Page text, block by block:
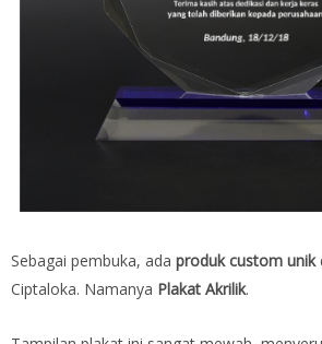
Sebagai pembuka, ada produk custom unik
Ciptaloka. Namanya Plakat Akrilik.